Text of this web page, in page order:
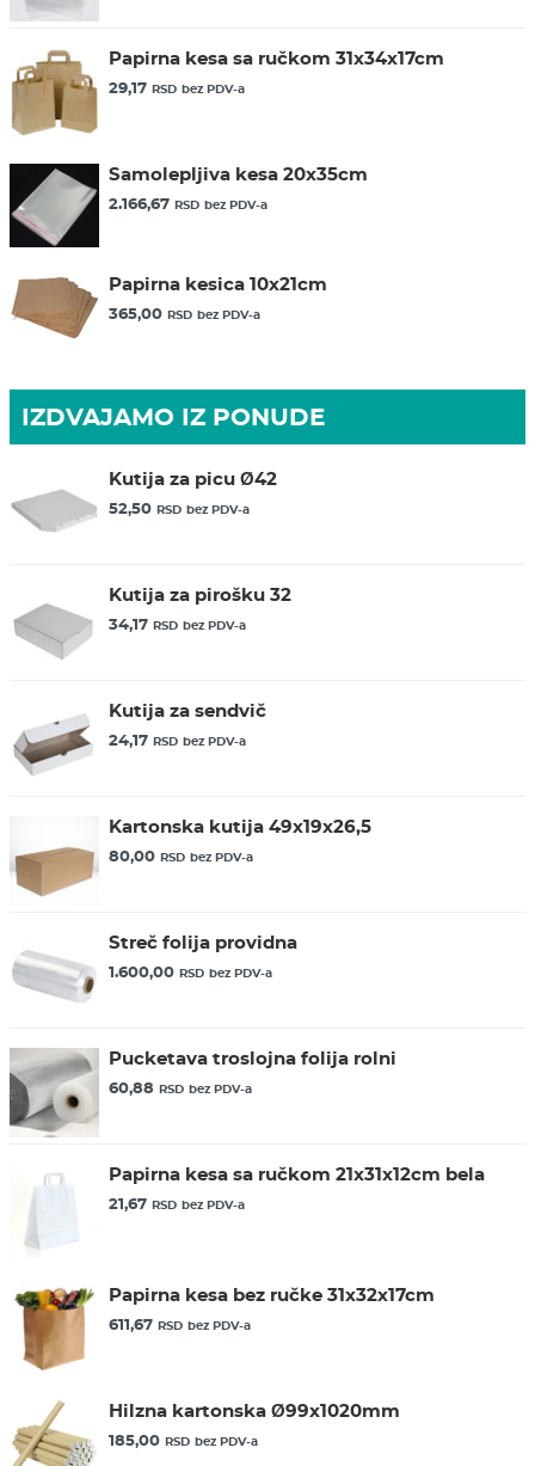
Papirna kesa sa ručkom 31x34x17cm
29,17 RSD bez PDV-a
Samolepljiva kesa 20x35cm
2.166,67 RSD bez PDV-a
Papirna kesica 10x21cm
365,00 RSD bez PDV-a
IZDVAJAMO IZ PONUDE
Kutija za picu Ø42
52,50 RSD bez PDV-a
Kutija za pirošku 32
34,17 RSD bez PDV-a
Kutija za sendvič
24,17 RSD bez PDV-a
Kartonska kutija 49x19x26,5
80,00 RSD bez PDV-a
Streč folija providna
1.600,00 RSD bez PDV-a
Pucketava troslojna folija rolni
60,88 RSD bez PDV-a
Papirna kesa sa ručkom 21x31x12cm bela
21,67 RSD bez PDV-a
Papirna kesa bez ručke 31x32x17cm
611,67 RSD bez PDV-a
Hilzna kartonska Ø99x1020mm
185,00 RSD bez PDV-a